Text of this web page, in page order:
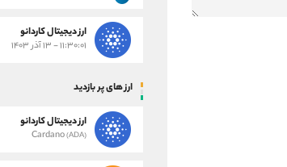
ارز دیجیتال کاردانو
۱۱:۳۰:۰۱ - ۱۳ آذر ۱۴۰۳
ارز های پر بازدید
ارز دیجیتال کاردانو
Cardano(ADA)